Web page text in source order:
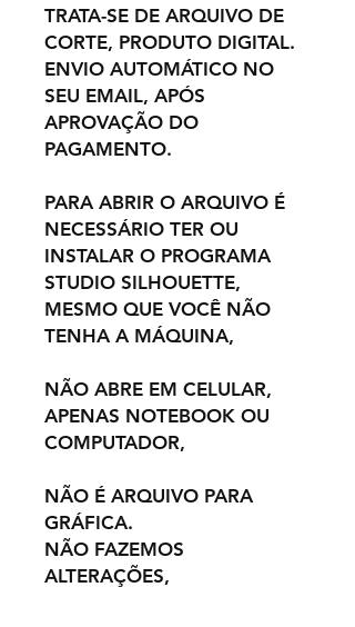
TRATA-SE DE ARQUIVO DE
CORTE, PRODUTO DIGITAL.
ENVIO AUTOMÁTICO NO
SEU EMAIL, APÓS
APROVAÇÃO DO
PAGAMENTO.
PARA ABRIR O ARQUIVO É
NECESSÁRIO TER OU
INSTALAR O PROGRAMA
STUDIO SILHOUETTE,
MESMO QUE VOCÊ NÃO
TENHA A MÁQUINA,
NÃO ABRE EM CELULAR,
APENAS NOTEBOOK OU
COMPUTADOR,
NÃO É ARQUIVO PARA
GRÁFICA.
NÃO FAZEMOS
ALTERAÇÕES,